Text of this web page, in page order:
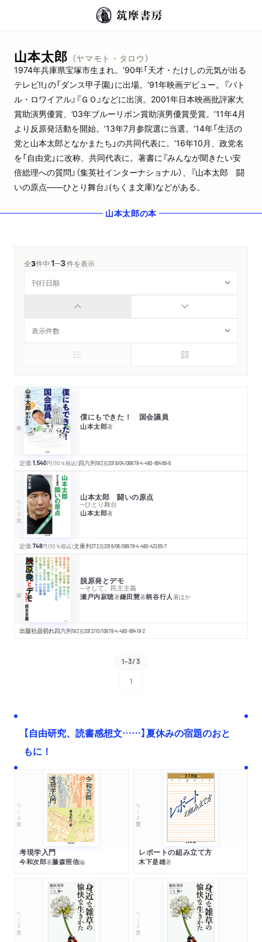
山本太郎 （ヤマモト・タロウ）
1974年兵庫県宝塚市生まれ。’90年「天才・たけしの元気が出る
テレビ!!」の「ダンス甲子園」に出場。’91年映画デビュー。『バト
ル・ロワイアル』『ＧＯ』などに出演。2001年日本映画批評家大
賞助演男優賞、’03年ブルーリボン賞助演男優賞受賞。’11年4月
より反原発活動を開始。’13年7月参院選に当選。’14年「生活の
党と山本太郎となかまたち」の共同代表に。’16年10月、政党名
を「自由党」に改称、共同代表に。著書に『みんなが聞きたい安
倍総理への質問』（集英社インターナショナル）、『山本太郎 闘
いの原点――ひとり舞台』(ちくま文庫)などがある。
山本太郎の本
全3件中1─3件を表示
僕にもできた！ 国会議員
山本太郎著
定価:1,540円 （10％税込）四六判192頁2019/04/09978-4-480-86466-6
ちくま文庫 山本太郎 闘いの原点
─ひとり舞台
山本太郎著
定価:748円 （10％税込）文庫判272頁2016/06/08978-4-480-43365-7
脱原発とデモ
─そして、民主主義
瀬戸内寂聴著鎌田慧著柄谷行人著ほか
出版社品切れ四六判192頁2012/10/10978-4-480-86419-2
1-3/3
1
【自由研究、読書感想文……】夏休みの宿題のおと
もに！
ちくま文庫
考現学入門
今和次郎著藤森照信編
ちくま学芸文庫
レポートの組み立て方
木下是雄著
ちくま文庫 ちくま文庫